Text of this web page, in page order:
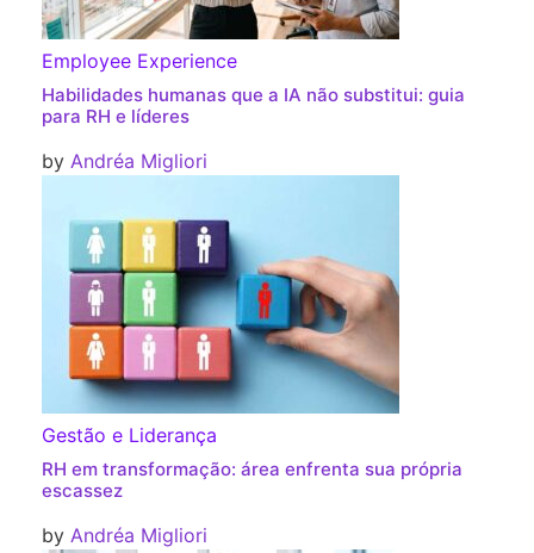
Employee Experience
Habilidades humanas que a IA não substitui: guia
para RH e líderes
by Andréa Migliori
Gestão e Liderança
RH em transformação: área enfrenta sua própria
escassez
by Andréa Migliori